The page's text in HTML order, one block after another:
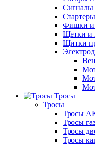
Сигналы
Стартеры
Фишки и
Щетки и
Щитки
Тросы
Тросы
Тросы
Тросы
Тросы
Тросы